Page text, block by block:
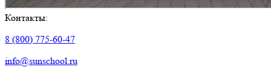
Контакты:
8 (800) 775-60-47
info@sunschool.ru